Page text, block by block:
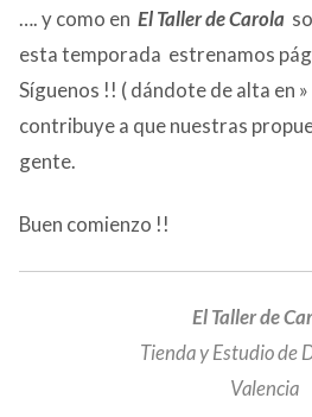
…. y como en El Taller de Carola
esta temporada estrenamos
Síguenos !! ( dándote de alta en »
contribuye a que nuestras
gente.
Buen comienzo !!
El Taller de
Tienda y Estudio de
Valencia